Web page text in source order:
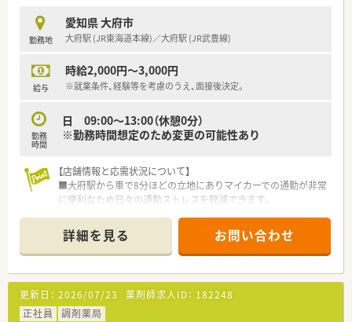
す。
【こんな取り組みをしています】
ポートしているため遠慮なくお休みを取得できる仕組みです。
■これからの時代を見据えてアルバイトを含めた副業を全面的
す。
■人間関係のストレスを最小限に抑えるために独自の変動シフ
ト制を導入し偏りのない良好な人間関係を構築しています。
勤務地
愛知県 大府市
大府駅 (JR東海道本線)／大府駅 (JR武豊線)
給与
時給2,000円～3,000円
※就業条件、経験等を考慮のうえ、面接後決定。
勤務
時間
日 09:00～13:00（休憩0分）
※勤務時間想定のため変更の可能性あり
【店舗情報と応需状況について】
■大府駅から車で8分ほどの立地にありマイカーでの通勤が非常
に便利なため日々の通勤ストレスを軽減できます。
平均して100枚～150枚ほど応需している調剤薬局です。
■常時複数の薬剤師が配置されているため一人当たりの負担が
少なく協力しながら業務に取り組める体制が整っています。
詳細を見る お問い合わせ
更新日： 2026/07/23 薬剤師求人ID： 182248
正社員
調剤薬局